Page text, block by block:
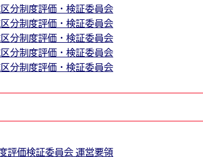
分制度評価・検証委員会
分制度評価・検証委員会
分制度評価・検証委員会
分制度評価・検証委員会
分制度評価・検証委員会
評価検証委員会 運営要領